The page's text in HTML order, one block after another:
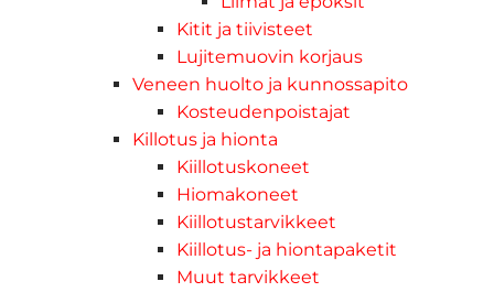
Kitit ja tiivisteet
Lujitemuovin korjaus
Veneen huolto ja kunnossapito
Kosteudenpoistajat
Killotus ja hionta
Kiillotuskoneet
Hiomakoneet
Kiillotustarvikkeet
Kiillotus- ja hiontapaketit
Muut tarvikkeet